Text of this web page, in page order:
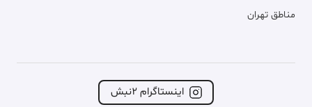
مناطق تهران
اینستاگرام ۲نبش